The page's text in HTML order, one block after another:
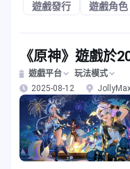
遊戲發行
遊戲角色
《原神》遊戲於
遊戲平台
玩法模式
2025-08-12